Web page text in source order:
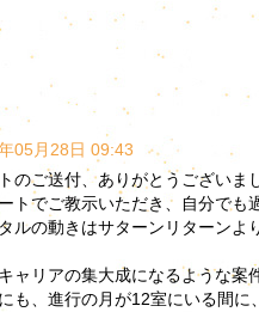
05月28日 09:43
のご送付、ありがとうございま
トでご教示いただき、自分でも
ルの動きはサターンリターンよ
ャリアの集大成になるような案
も、進行の月が12室にいる間